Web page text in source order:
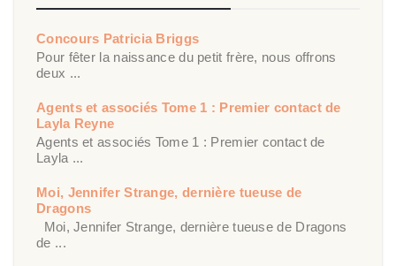
Concours Patricia Briggs
Pour fêter la naissance du petit frère, nous offrons
deux ...
Agents et associés Tome 1 : Premier contact de
Layla Reyne
Agents et associés Tome 1 : Premier contact de
Layla ...
Moi, Jennifer Strange, dernière tueuse de
Dragons
Moi, Jennifer Strange, dernière tueuse de Dragons
de ...